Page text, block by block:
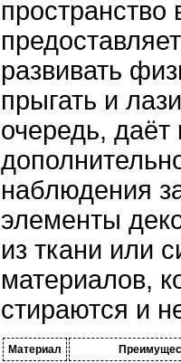
пространство
развивать
прыгать и
очередь, даёт
наблюдения
элементы
из ткани или
материалов,
стираются и
Материал